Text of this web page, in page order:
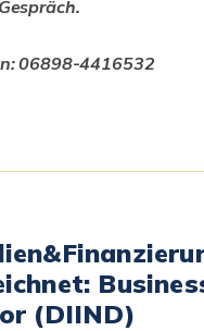
06898-4416532
(DIIND)